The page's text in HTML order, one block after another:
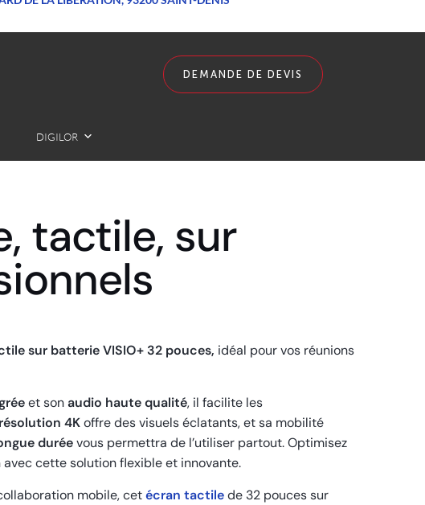
DEMANDE DE DEVIS
DIGILOR
tactile, sur
sur batterie VISIO+ 32 pouces, idéal pour vos réunions
et sonaudio haute qualité, il facilite les
résolution 4Koffre des visuels éclatants, et sa mobilité
duréevous permettra de l’utiliser partout. Optimisez
cette solution flexible et innovante.
mobile, cetécran tactilede 32 pouces sur